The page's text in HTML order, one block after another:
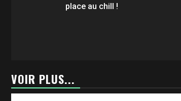
place au chill !
VOIR PLUS...